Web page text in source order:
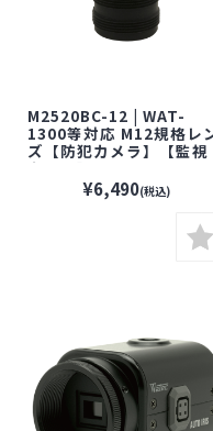
M2520BC-12 | WAT-
1300等対応 M12規格レ
ズ【防犯カメラ】【監視
カメラ】【セキュリティー
カメラ】【小型カメラ】
【WATEC】【ワテック】
¥6,490(税込)